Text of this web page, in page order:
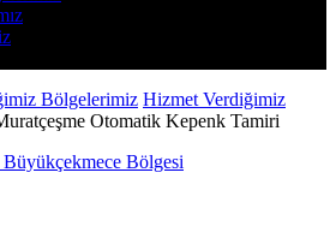
Bölgelerimiz Hizmet Verdiğimiz
Otomatik Kepenk Tamiri
Bölgesi